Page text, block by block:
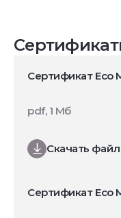
Сертификат Eco
Скачать файл
pdf, 1 Мб
Сертификат Eco